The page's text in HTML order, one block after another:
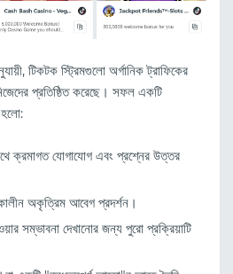
টিকটক স্ট্রিমগুলো অর্গানিক ট্রাফিকের
প্রতিষ্ঠিত করেছে। সফল একটি
হলো:
ক্রমাগত যোগাযোগ এবং প্রশ্নের উত্তর
অকৃত্রিম আবেগ প্রদর্শন।
সম্ভাবনা দেখানোর জন্য পুরো প্রক্রিয়াটি